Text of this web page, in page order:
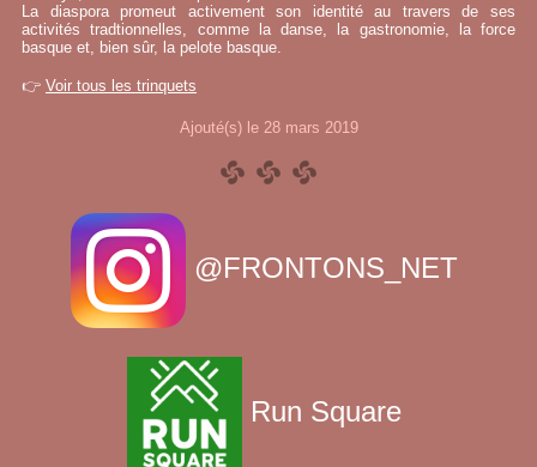
La diaspora promeut activement son identité au travers de ses
activités tradtionnelles, comme la danse, la gastronomie, la force
basque et, bien sûr, la pelote basque.
👉 Voir tous les trinquets
Ajouté(s) le 28 mars 2019
@FRONTONS_NET
Run Square